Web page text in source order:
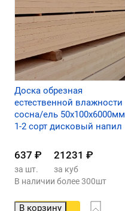
Доска обрезная
естественной влажности
сосна/ель 50х100х6000мм
1-2 сорт дисковый напил
637 ₽ 21231 ₽
за шт.
за куб
В наличии более 300шт
В корзину